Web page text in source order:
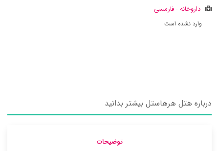
داروخانه - فارمسی
وارد نشده است
درباره هتل هرهاستل بیشتر بدانید
توضیحات